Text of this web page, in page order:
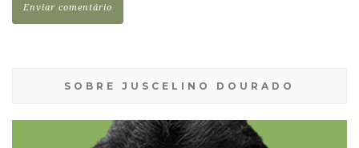
SOBRE JUSCELINO DOURADO